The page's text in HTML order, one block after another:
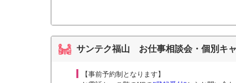
サンテク福山 お仕事相談会・個別キャ
【事前予約制となります】